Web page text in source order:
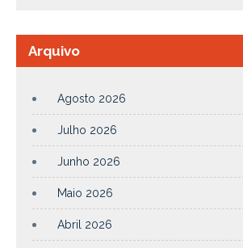
Arquivo
Agosto 2026
Julho 2026
Junho 2026
Maio 2026
Abril 2026